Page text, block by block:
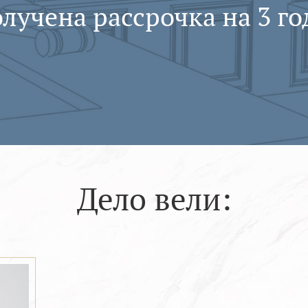
рассрочка на 3
Дело вели: